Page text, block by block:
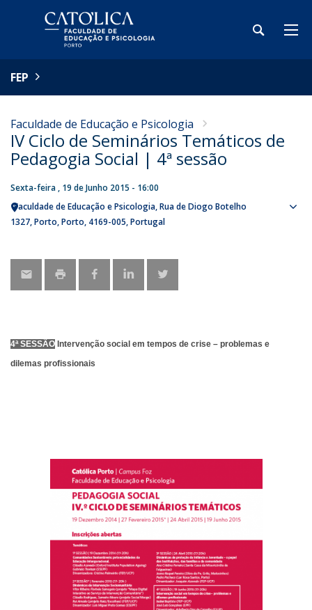
FEP
Faculdade de Educação e Psicologia
IV Ciclo de Seminários Temáticos de
Pedagogia Social | 4ª sessão
Sexta-feira , 19 de Junho 2015 - 16:00
Faculdade de Educação e Psicologia Rua de Diogo Botelho
1327 Porto Porto 4169-005 Portugal
4ª SESSÃO Intervenção social em tempos de crise – problemas e
dilemas profissionais